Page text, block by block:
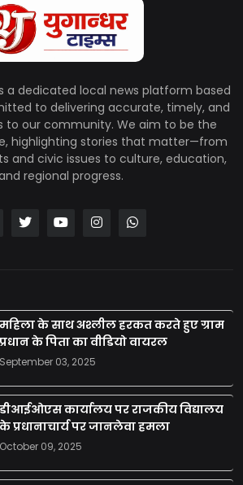
a dedicated local news platform based
to delivering accurate, timely, and
to our community. We aim to be the
highlighting stories that matter—from
and civic issues to culture, education,
regional progress.
महिला के साथ अश्लील हरकत करते हुए ग्राम
प्रधान के पिता का वीडियो वायरल
September 03, 2025
डीआईओएस कार्यालय पर राजकीय विद्यालय
के प्रधानाचार्य पर जानलेवा हमला
October 09, 2025